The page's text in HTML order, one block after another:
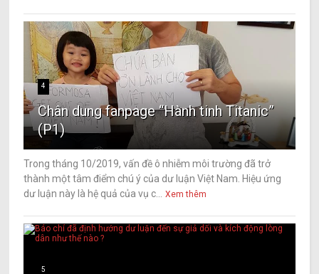
4
Chân dung fanpage “Hành tinh Titanic”
(P1)
Trong tháng 10/2019, vấn đề ô nhiễm môi trường đã trở
thành một tâm điểm chú ý của dư luận Việt Nam. Hiệu ứng
dư luận này là hệ quả của vụ c...
Xem thêm
5